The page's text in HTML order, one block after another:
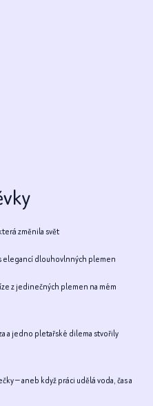
změnila svět
elegancí dlouhovlnných plemen
z jedinečných plemen na mém
a jedno pletařské dilema stvořily
— aneb když práci udělá voda, čas a